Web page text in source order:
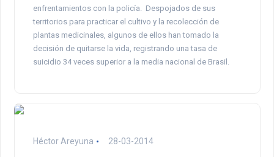
enfrentamientos con la policía. Despojados de sus
territorios para practicar el cultivo y la recolección de
plantas medicinales, algunos de ellos han tomado la
decisión de quitarse la vida, registrando una tasa de
suicidio 34 veces superior a la media nacional de Brasil.
Héctor Areyuna 28-03-2014